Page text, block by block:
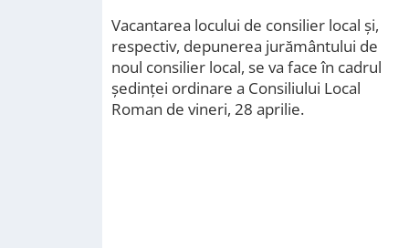
Vacantarea locului de consilier local și,
respectiv, depunerea jurământului de
noul consilier local, se va face în cadrul
ședinței ordinare a Consiliului Local
Roman de vineri, 28 aprilie.